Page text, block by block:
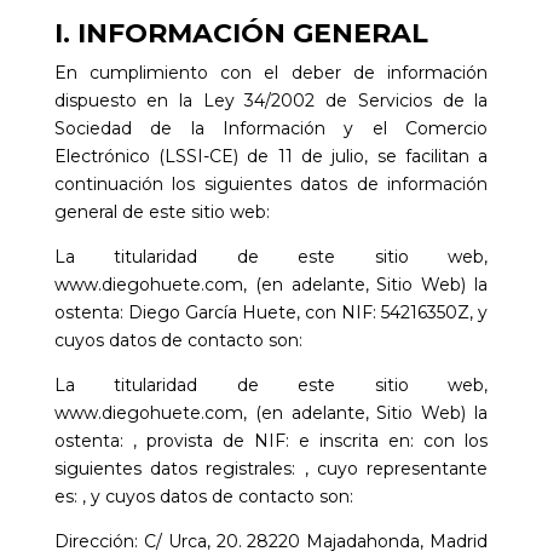
I. INFORMACIÓN GENERAL
En cumplimiento con el deber de información
dispuesto en la Ley 34/2002 de Servicios de la
Sociedad de la Información y el Comercio
Electrónico (LSSI-CE) de 11 de julio, se facilitan a
continuación los siguientes datos de información
general de este sitio web:
La titularidad de este sitio web,
www.diegohuete.com, (en adelante, Sitio Web) la
ostenta: Diego García Huete, con NIF:54216350Z, y
cuyos datos de contacto son:
La titularidad de este sitio web,
www.diegohuete.com, (en adelante, Sitio Web) la
ostenta: , provista de NIF: e inscrita en: con los
siguientes datos registrales: , cuyo representante
es: , y cuyos datos de contacto son:
Dirección: C/ Urca, 20. 28220 Majadahonda, Madrid